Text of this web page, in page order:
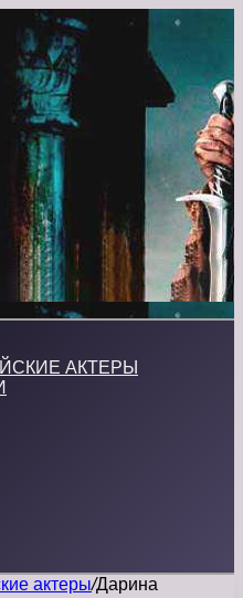
АКТЕРЫ
актеры/Дарина